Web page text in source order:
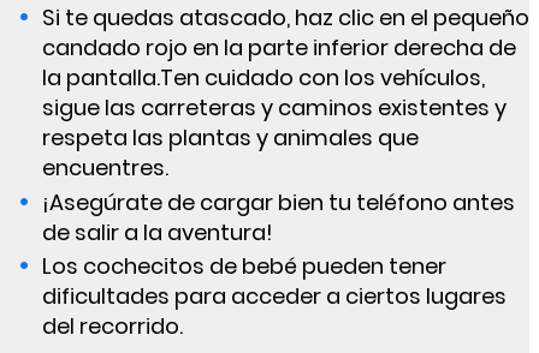
Si te quedas atascado, haz clic en el pequeño
candado rojo en la parte inferior derecha de
la pantalla.Ten cuidado con los vehículos,
sigue las carreteras y caminos existentes y
respeta las plantas y animales que
encuentres.
¡Asegúrate de cargar bien tu teléfono antes
de salir a la aventura!
Los cochecitos de bebé pueden tener
dificultades para acceder a ciertos lugares
del recorrido.